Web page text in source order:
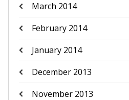
March 2014
February 2014
January 2014
December 2013
November 2013